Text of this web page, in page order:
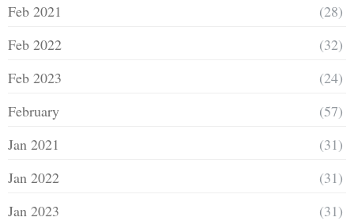
Feb 2021
(28)
Feb 2022
(32)
Feb 2023
(24)
February
(57)
Jan 2021
(31)
Jan 2022
(31)
Jan 2023
(31)